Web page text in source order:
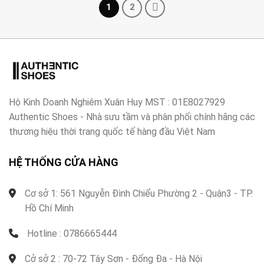
1 2
Hộ Kinh Doanh Nghiêm Xuân Huy MST : 01E8027929
Authentic Shoes - Nhà sưu tầm và phân phối chính hãng các
thương hiệu thời trang quốc tế hàng đầu Việt Nam
HỆ THỐNG CỬA HÀNG
Cơ sở 1: 561 Nguyễn Đình Chiểu Phường 2 - Quận3 - TP.
Hồ Chí Minh
Hotline : 0786665444
Cở sở 2 : 70-72 Tây Sơn - Đống Đa - Hà Nội